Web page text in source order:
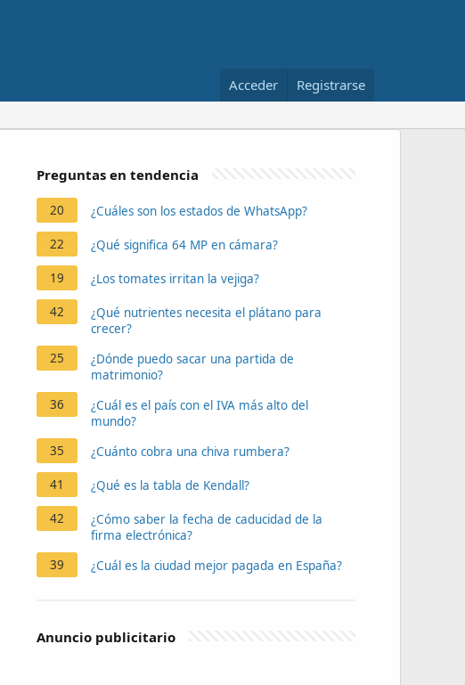
Acceder Registrarse
Preguntas en tendencia
20 ¿Cuáles son los estados de WhatsApp?
22 ¿Qué significa 64 MP en cámara?
19 ¿Los tomates irritan la vejiga?
42
¿Qué nutrientes necesita el plátano para
crecer?
25
¿Dónde puedo sacar una partida de
matrimonio?
36
¿Cuál es el país con el IVA más alto del
mundo?
35
¿Cuánto cobra una chiva rumbera?
41 ¿Qué es la tabla de Kendall?
42
¿Cómo saber la fecha de caducidad de la
firma electrónica?
39
¿Cuál es la ciudad mejor pagada en España?
Anuncio publicitario